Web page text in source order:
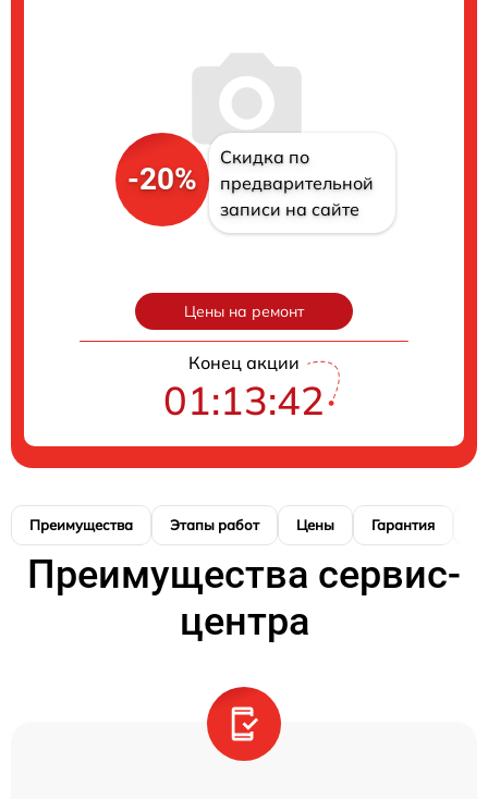
-20%
Скидка по
предварительной
записи на сайте
Цены на ремонт
Конец акции
01:13:41
Преимущества Этапы работ Цены Гарантия
Преимущества сервис-
центра